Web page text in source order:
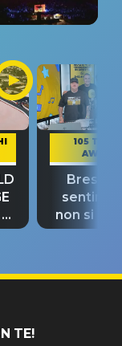
105 TAKE
AWAY
Bresh:
non si
fino alla
TE!